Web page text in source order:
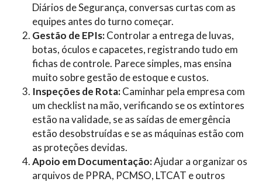
Diários de Segurança, conversas curtas com as
equipes antes do turno começar.
Gestão de EPIs:Controlar a entrega de luvas,
botas, óculos e capacetes, registrando tudo em
fichas de controle. Parece simples, mas ensina
muito sobre gestão de estoque e custos.
Inspeções de Rota:Caminhar pela empresa com
um checklist na mão, verificando se os extintores
estão na validade, se as saídas de emergência
estão desobstruídas e se as máquinas estão com
as proteções devidas.
Apoio em Documentação:Ajudar a organizar os
arquivos de PPRA, PCMSO, LTCAT e outros